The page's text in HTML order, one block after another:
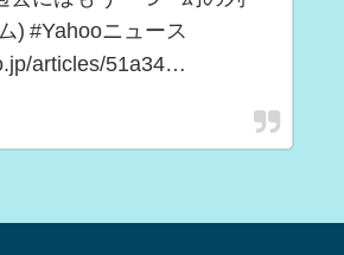
) #Yahooニュース
articles/51a34…